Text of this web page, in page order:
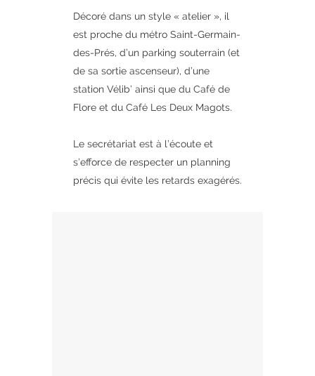
Décoré dans un style « atelier », il
est proche du métro Saint-Germain-
des-Prés, d’un parking souterrain (et
de sa sortie ascenseur), d’une
station Vélib’ ainsi que du Café de
Flore et du Café Les Deux Magots.
Le secrétariat est à l’écoute et
s’efforce de respecter un planning
précis qui évite les retards exagérés.